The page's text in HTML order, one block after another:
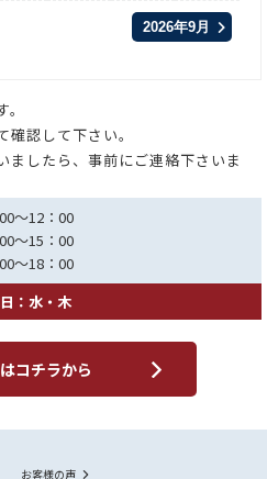
2026年9月
認して下さい。
したら、事前にご連絡下さいま
～12：00
～15：00
～18：00
：水・木
コチラから
お客様の声